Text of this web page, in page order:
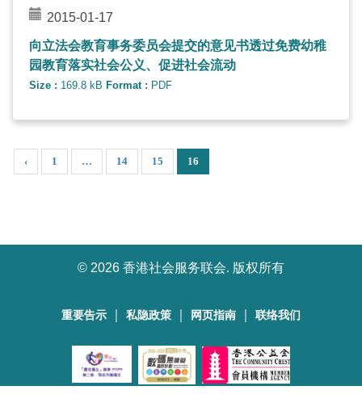
2015-01-17
向立法会教育事务委员会提交的意见书透过免费幼稚
园教育落实社会公义、促进社会流动
Size : 169.8 kB Format : PDF
‹ 1 … 14 15 16
© 2026 香港社会服务联会. 版权所有
重要告示 私隐政策 网页指南 联络我们